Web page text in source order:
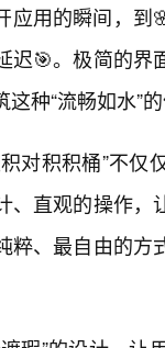
应用的瞬间，
迟🎯。极简的
种“流畅如水”
对积积桶”不
、直观的操作
粹、最自由的